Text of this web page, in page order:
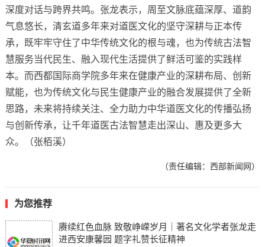
深度对话与跨界共鸣。张龙表示，周至文脉底蕴深厚、道韵
气息悠长，清玄道多年来对道医文化的坚守深耕与正本传
承，既牢牢守住了中华传统文化的根与魂，也为传统古法智
慧服务当代民生、融入现代生活提供了鲜活可鉴的实践样
本。而西都国际商学院多年来在健康产业的深耕布局、创新
赋能，也为传统文化与民生健康产业的融合发展提供了全新
思路，未来将持续关注、全力助力中华道医文化的传播弘扬
与创新传承，让千年道医古法智慧走出深山、惠及更多大
众。（张栢溪）
（责任编辑：西部新闻网）
为您推荐
赓续红色血脉 致敬峥嵘岁月｜著名文化学者张龙走
进西安康馨园 题字礼赞长征精神